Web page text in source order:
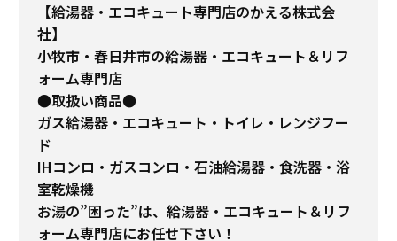
【給湯器・エコキュート専門店のかえる株式会
社】
小牧市・春日井市の給湯器・エコキュート＆リフ
ォーム専門店
●取扱い商品●
ガス給湯器・エコキュート・トイレ・レンジフー
ド
IHコンロ・ガスコンロ・石油給湯器・食洗器・浴
室乾燥機
お湯の”困った”は、給湯器・エコキュート＆リフ
ォーム専門店にお任せ下さい！